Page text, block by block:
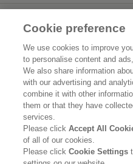
花王公式
Home
サステナビリティ
ブランド
Cookie preference
We use cookies to improve
to personalise content and
We also share information
with our advertising and
combine it with other
them or that they have
services.
Please clickAccept All
of all of our cookies.
Please clickCookie Settings